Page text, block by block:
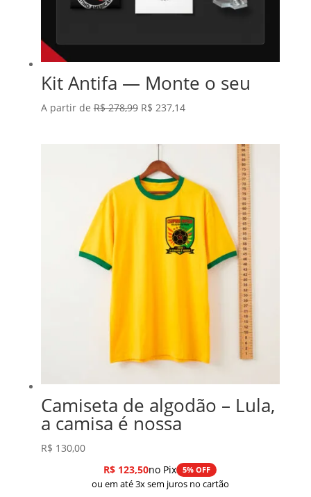
Kit Antifa — Monte o seu
A partir deR$278,99 O
original
era:
R$ 278,99.
R$ 237,14O
atual
R$ 237,14.
Camiseta de algodão – Lula,
a camisa é nossa
R$ 130,00
R$ 123,50no Pix 5% OFF
ou em até 3x sem juros no cartão